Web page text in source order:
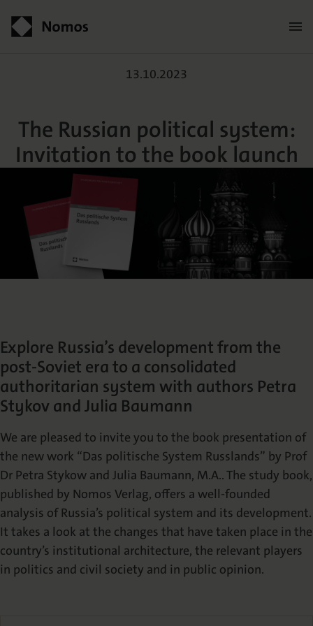
Der Verlag
Ansprechpartner:innen
Das Lektorat
Neuigkeiten & Aktuelles
Karriere
Ihre Einstiegsmöglichkeiten
Termine
Nomos für Sie vor Ort
Rechtswissenschaft
Sozialwissenschaften
Geisteswissenschaften
Inlibra
Die digitale Bibliothek
Blog
rund um Ihre Publikation
Open Access
Service
Presse
Presse & Rezensionswesen
Belegexemplar für Lehrende
Mediadaten
Werben in Fachzeitschriften
Kataloge
Aktuelle Prospekte zum Download
Shop
Podcast
Contact
The Russian political
13.10.2023
The Russian political system:
Invitation to the book launch
Explore Russia’s development from the
post-Soviet era to a consolidated
authoritarian system with authors Petra
Stykov and Julia Baumann
We are pleased to invite you to the book presentation of
the new work “Das politische System Russlands” by Prof
Dr Petra Stykow and Julia Baumann, M.A.. The study book,
published by Nomos Verlag, offers a well-founded
analysis of Russia’s political system and its development.
It takes a look at the changes that have taken place in the
country’s institutional architecture, the relevant players
in politics and civil society and in public opinion.